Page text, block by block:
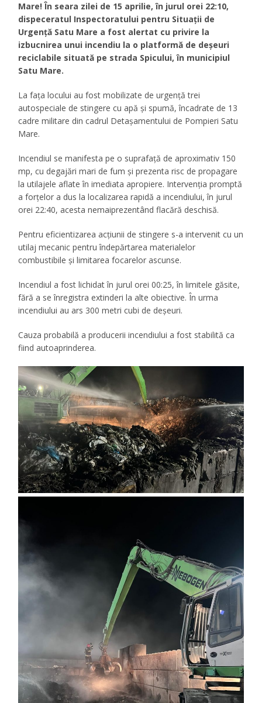
Mare! În seara zilei de 15 aprilie, în jurul orei 22:10,
dispeceratul Inspectoratului pentru Situații de
Urgență Satu Mare a fost alertat cu privire la
izbucnirea unui incendiu la o platformă de deșeuri
reciclabile situată pe strada Spicului, în municipiul
Satu Mare.
La fața locului au fost mobilizate de urgență trei
autospeciale de stingere cu apă și spumă, încadrate de 13
cadre militare din cadrul Detașamentului de Pompieri Satu
Mare.
Incendiul se manifesta pe o suprafață de aproximativ 150
mp, cu degajări mari de fum și prezenta risc de propagare
la utilajele aflate în imediata apropiere. Intervenția promptă
a forțelor a dus la localizarea rapidă a incendiului, în jurul
orei 22:40, acesta nemaiprezentând flacără deschisă.
Pentru eficientizarea acțiunii de stingere s-a intervenit cu un
utilaj mecanic pentru îndepărtarea materialelor
combustibile și limitarea focarelor ascunse.
Incendiul a fost lichidat în jurul orei 00:25, în limitele găsite,
fără a se înregistra extinderi la alte obiective. În urma
incendiului au ars 300 metri cubi de deșeuri.
Cauza probabilă a producerii incendiului a fost stabilită ca
fiind autoaprinderea.